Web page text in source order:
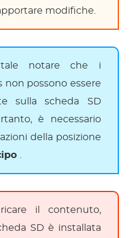
modifiche.
notare che i
non possono essere
sulla scheda SD
è necessario
della posizione
il contenuto,
SD è installata